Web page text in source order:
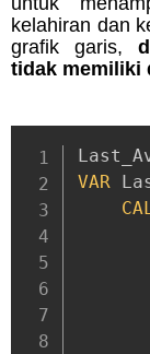
kelahiran dan
grafik garis,
tidak memiliki
VAR